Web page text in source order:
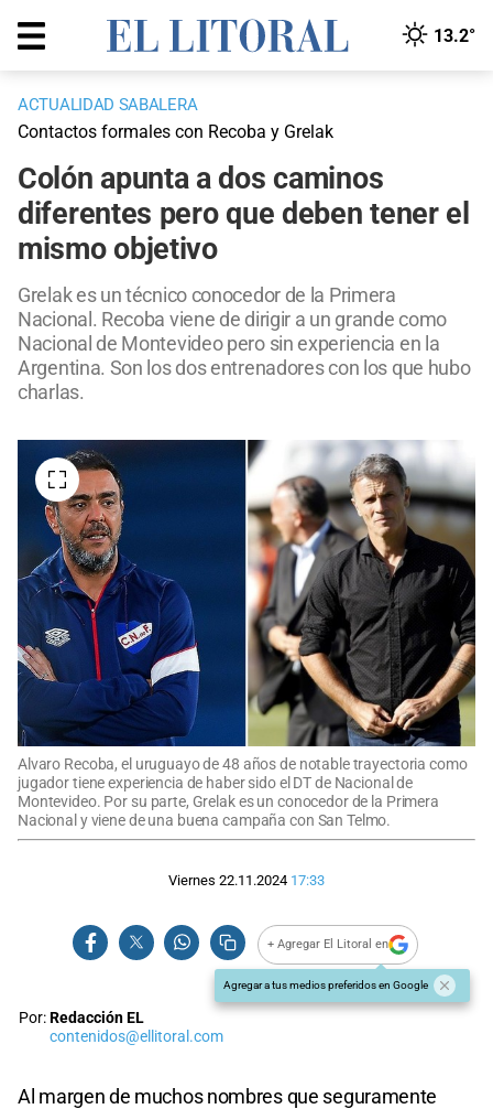
13.2°
ACTUALIDAD SABALERA
Contactos formales con Recoba y Grelak
Colón apunta a dos caminos
diferentes pero que deben tener el
mismo objetivo
Grelak es un técnico conocedor de la Primera
Nacional. Recoba viene de dirigir a un grande como
Nacional de Montevideo pero sin experiencia en la
Argentina. Son los dos entrenadores con los que hubo
charlas.
Alvaro Recoba, el uruguayo de 48 años de notable trayectoria como
jugador tiene experiencia de haber sido el DT de Nacional de
Montevideo. Por su parte, Grelak es un conocedor de la Primera
Nacional y viene de una buena campaña con San Telmo.
Viernes 22.11.2024 17:33
+ Agregar El Litoral en
Agregar a tus medios preferidos en Google
Por:Redacción EL
contenidos@ellitoral.com
Al margen de muchos nombres que seguramente